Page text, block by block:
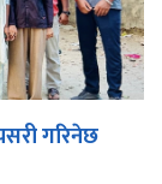
गरिनेछ